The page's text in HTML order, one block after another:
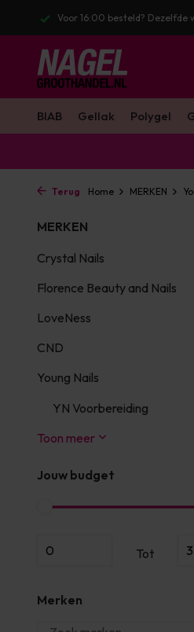
Enorm assortiment & alle
BIAB Gellak Polygel
Terug Home MERKEN
MERKEN
Crystal Nails
Florence Beauty and Nails
LoveNess
CND
Young Nails
YN Voorbereiding
Toon meer
Jouw budget
Tot
Merken